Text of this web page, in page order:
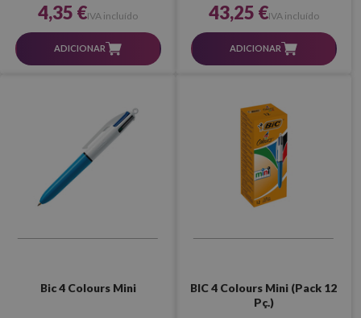
4,35 €IVA incluído
ADICIONAR
43,25 €IVA incluído
ADICIONAR
Bic 4 Colours Mini
BIC 4 Colours Mini (Pack 12
Pç.)